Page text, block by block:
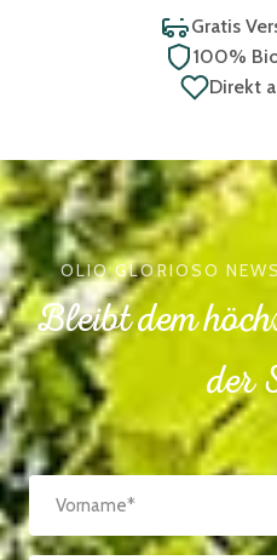
Gratis
100%
Direkt
OLIO GLORIOSO
Bleibt dem
der